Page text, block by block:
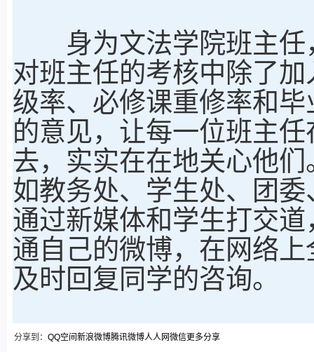
身为文法学院班主任
对班主任的考核中除了
级率、必修课重修率和
的意见，让每一位班主
去，实实在在地关心他
如教务处、学生处、团
通过新媒体和学生打交
通自己的微博，在网络
及时回复同学的咨询。
分享到： QQ空间 新浪微博腾讯微博人人网微信更多分享